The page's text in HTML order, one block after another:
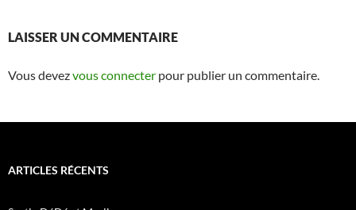
LAISSER UN COMMENTAIRE
Vous devezvous connecter pour publier un commentaire.
ARTICLES RÉCENTS